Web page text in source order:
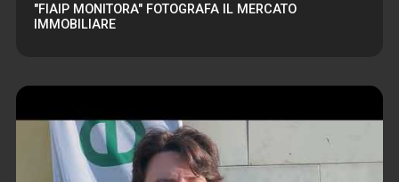
"FIAIP MONITORA" FOTOGRAFA IL MERCATO
IMMOBILIARE